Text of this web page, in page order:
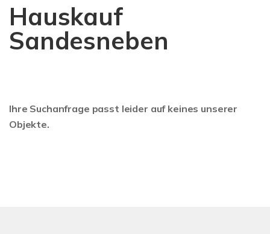
Hauskauf
Sandesneben
Ihre Suchanfrage passt leider auf keines unserer
Objekte.